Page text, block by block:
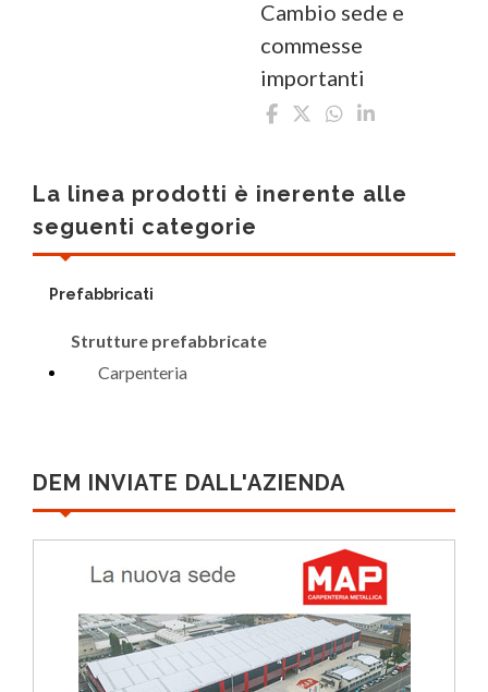
Cambio sede e
commesse
importanti
La linea prodotti è inerente alle
seguenti categorie
Prefabbricati
Strutture prefabbricate
Carpenteria
DEM INVIATE DALL'AZIENDA